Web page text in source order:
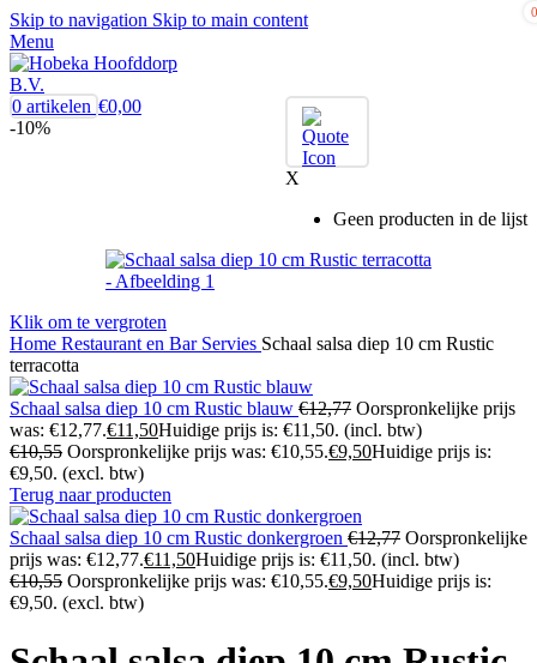
Skip to navigation Skip to main content
Menu
0
X
Geen producten in de lijst
0 artikelen €0,00
-10%
Klik om te vergroten
Home Restaurant en Bar Servies Schaal salsa diep 10 cm Rustic
terracotta
Schaal salsa diep 10 cm Rustic blauw €12,77 Oorspronkelijke prijs
was: €12,77.€11,50Huidige prijs is: €11,50. (incl. btw)
€10,55 Oorspronkelijke prijs was: €10,55.€9,50Huidige prijs is:
€9,50. (excl. btw)
Terug naar producten
Schaal salsa diep 10 cm Rustic donkergroen €12,77 Oorspronkelijke
prijs was: €12,77.€11,50Huidige prijs is: €11,50. (incl. btw)
€10,55 Oorspronkelijke prijs was: €10,55.€9,50Huidige prijs is:
€9,50. (excl. btw)